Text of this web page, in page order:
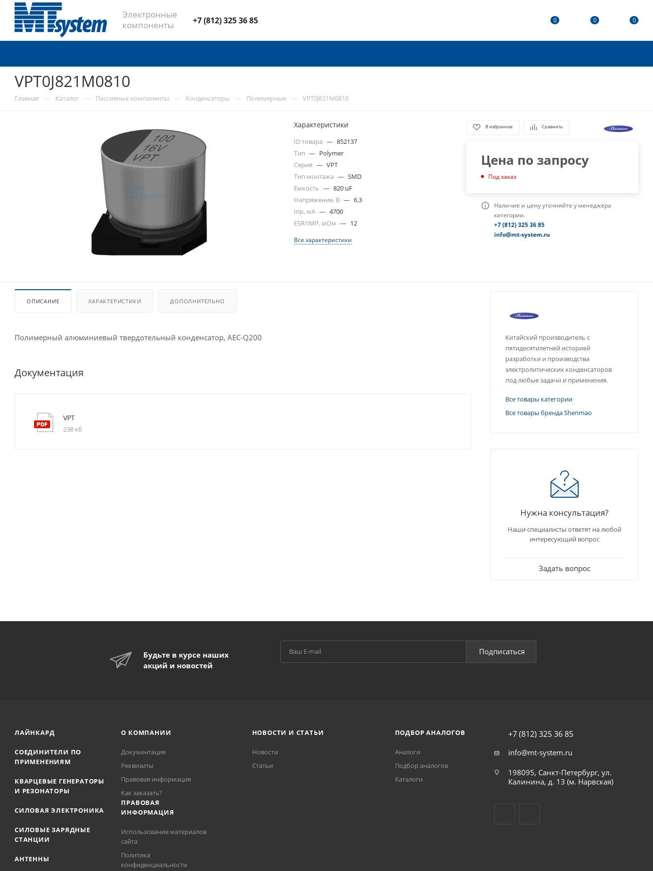
Электронные
компоненты
+7 (812) 325 36 85 0 0 0
VPT0J821M0810
Главная — Каталог — Пассивные компоненты — Конденсаторы — Полимерные — VPT0J821M0810
Характеристики
ID товара — 852137
Тип — Polymer
Серия — VPT
Тип монтажа — SMD
Емкость — 820 uF
Напряжение, В — 6.3
Irip, мА — 4700
ESR/IMP, мОм — 12
Все характеристики
В избранное Сравнить
Цена по запросу
Под заказ
Наличие и цену уточняйте у менеджера
категории.
+7 (812) 325 36 85
info@mt-system.ru
ОПИСАНИЕ ХАРАКТЕРИСТИКИ ДОПОЛНИТЕЛЬНО
Полимерный алюминиевый твердотельный конденсатор, AEC-Q200
Документация
VPT
238 кб
Китайский производитель с
пятидесятилетней историей
разработки и производства
электролитических конденсаторов
под любые задачи и применения.
Все товары категории
Все товары бренда Shenmao
Нужна консультация?
Наши специалисты ответят на любой
интересующий вопрос
Задать вопрос
Будьте в курсе наших
акций и новостей
Подписаться
ЛАЙНКАРД
СОЕДИНИТЕЛИ ПО
ПРИМЕНЕНИЯМ
КВАРЦЕВЫЕ ГЕНЕРАТОРЫ
И РЕЗОНАТОРЫ
СИЛОВАЯ ЭЛЕКТРОНИКА
СИЛОВЫЕ ЗАРЯДНЫЕ
СТАНЦИИ
АНТЕННЫ
О КОМПАНИИ
Документация
Реквизиты
Правовая информация
Как заказать?
ПРАВОВАЯ
ИНФОРМАЦИЯ
Использование материалов
сайта
Политика
конфиденциальности
НОВОСТИ И СТАТЬИ
Новости
Статьи
ПОДБОР АНАЛОГОВ
Аналоги
Подбор аналогов
Каталоги
+7 (812) 325 36 85
info@mt-system.ru
198095, Санкт-Петербург, ул.
Калинина, д. 13 (м. Нарвская)